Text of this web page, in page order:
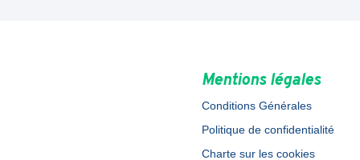
Mentions légales
Conditions Générales
Politique de confidentialité
Charte sur les cookies